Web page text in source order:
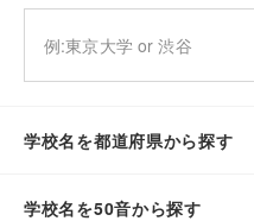
学校名を都道府県から探す
学校名を50音から探す